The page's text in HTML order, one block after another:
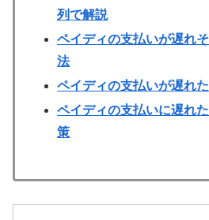
列で解説
ペイディの支払いが遅れ
法
ペイディの支払いが遅れ
ペイディの支払いに遅れ
策